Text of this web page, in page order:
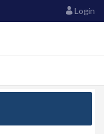
Login